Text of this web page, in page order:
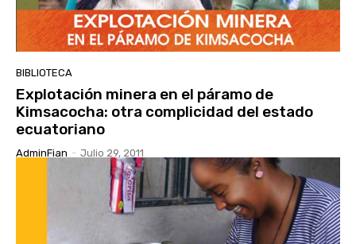
BIBLIOTECA
Explotación minera en el páramo de
Kimsacocha: otra complicidad del estado
ecuatoriano
AdminFian - Julio 29, 2011